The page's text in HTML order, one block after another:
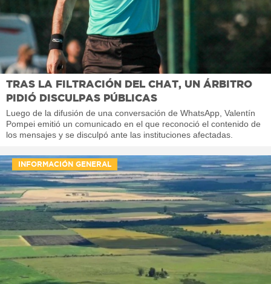
TRAS LA FILTRACIÓN DEL CHAT, UN ÁRBITRO
PIDIÓ DISCULPAS PÚBLICAS
Luego de la difusión de una conversación de WhatsApp, Valentín
Pompei emitió un comunicado en el que reconoció el contenido de
los mensajes y se disculpó ante las instituciones afectadas.
INFORMACIÓN GENERAL